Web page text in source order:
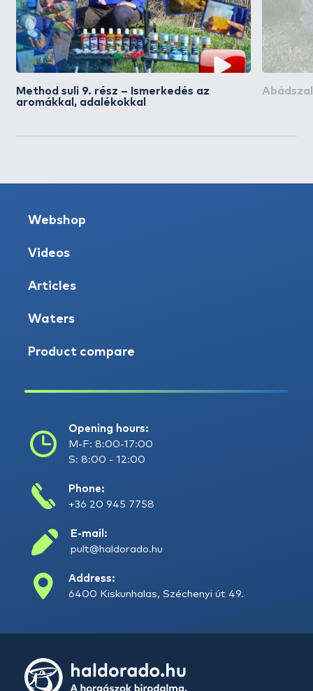
Method suli 9. rész – Ismerkedés az
aromákkal, adalékokkal
Webshop
Videos
Articles
Waters
Product compare
Opening hours:
M-F: 8:00-17:00
S: 8:00 - 12:00
Phone:
+36 20 945 7758
E-mail:
pult@haldorado.hu
Address:
6400 Kiskunhalas, Széchenyi út 49.